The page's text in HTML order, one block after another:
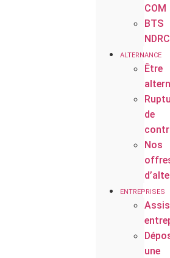
COM
BTS
NDRC
ALTERNANCE
Être
de
Nos
ENTREPRISES
une